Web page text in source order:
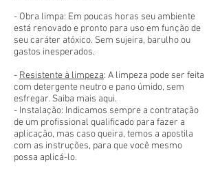
- Obra limpa: Em poucas horas seu ambiente
está renovado e pronto para uso em função de
seu caráter atóxico. Sem sujeira, barulho ou
gastos inesperados.
- Resistente à limpeza: A limpeza pode ser feita
com detergente neutro e pano úmido, sem
esfregar. Saiba mais aqui.
- Instalação: Indicamos sempre a contratação
de um profissional qualificado para fazer a
aplicação, mas caso queira, temos a apostila
com as instruções, para que você mesmo
possa aplicá-lo.